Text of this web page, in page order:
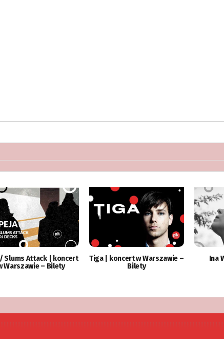
Slums Attack | koncert
Warszawie – Bilety
Tiga | koncert w Warszawie –
Bilety
Ina